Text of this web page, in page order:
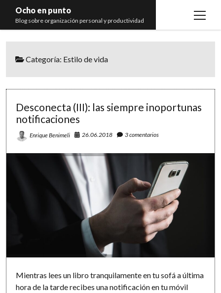
Ocho en punto
Blog sobre organización personal y productividad
open
Libros
Categoría: Estilo de vida
Desconecta (III): las siempre inoportunas
notificaciones
Enrique Benimeli 26.06.2018 3 comentarios
Mientras lees un libro tranquilamente en tu sofá a última
hora de la tarde recibes una notificación en tu móvil